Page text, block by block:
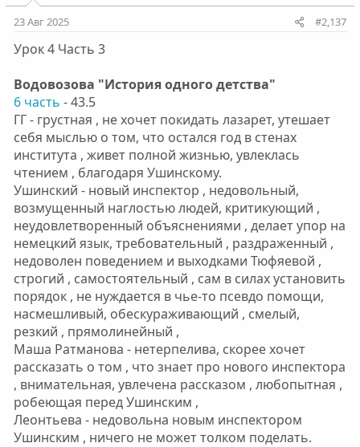
23 Авг 2025 #2,137
Урок 4 Часть 3
Водовозова "История одного детства"
6 часть - 43.5
ГГ - грустная , не хочет покидать лазарет, утешает
себя мыслью о том, что остался год в стенах
института , живет полной жизнью, увлеклась
чтением , благодаря Ушинскому.
Ушинский - новый инспектор , недовольный,
возмущенный наглостью людей, критикующий ,
неудовлетворенный объяснениями , делает упор на
немецкий язык, требовательный , раздраженный ,
недоволен поведением и выходками Тюфяевой ,
строгий , самостоятельный , сам в силах установить
порядок , не нуждается в чье-то псевдо помощи,
насмешливый, обескураживающий , смелый,
резкий , прямолинейный ,
Маша Ратманова - нетерпелива, скорее хочет
рассказать о том , что знает про нового инспектора
, внимательная, увлечена рассказом , любопытная ,
робеющая перед Ушинским ,
Леонтьева - недовольна новым инспектором
Ушинским , ничего не может толком поделать.